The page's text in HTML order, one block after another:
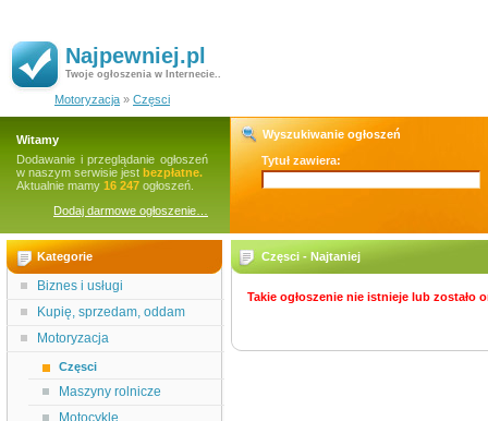
Najpewniej.pl
Twoje ogłoszenia w Internecie..
Motoryzacja » Częsci
Witamy
Dodawanie i przeglądanie ogłoszeń
w naszym serwisie jest bezpłatne.
Aktualnie mamy 16 247 ogłoszeń.
Dodaj darmowe ogłoszenie…
Wyszukiwanie ogłoszeń
Tytuł zawiera:
Kategorie
Biznes i usługi
Kupię, sprzedam, oddam
Motoryzacja
Częsci
Maszyny rolnicze
Motocykle
Częsci - Najtaniej
Takie ogłoszenie nie istnieje lub zostało